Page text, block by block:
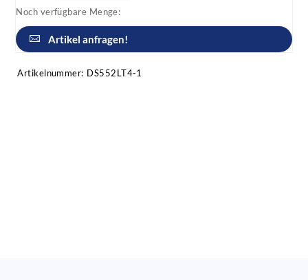
Noch verfügbare Menge:
Artikel anfragen!
Artikelnummer: DS552LT4-1